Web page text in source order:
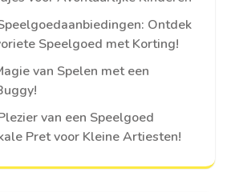
Ontdek
Speelgoed met Korting!
van Spelen met een
van een Speelgoed
Pret voor Kleine Artiesten!